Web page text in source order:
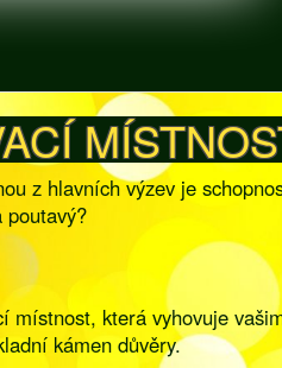
z hlavních výzev je
poutavý?
která vyhovuje
kámen důvěry.